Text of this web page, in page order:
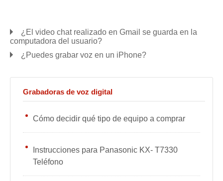
¿El video chat realizado en Gmail se guarda en la
computadora del usuario?
¿Puedes grabar voz en un iPhone?
Grabadoras de voz digital
Cómo decidir qué tipo de equipo a comprar
Instrucciones para Panasonic KX- T7330
Teléfono